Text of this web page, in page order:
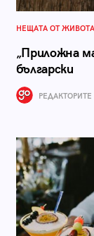
НЕЩАТА ОТ ЖИВОТА
„Приложна
български
РЕДАКТОРИТЕ